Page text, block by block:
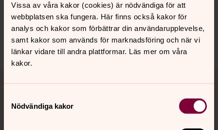
Vissa av våra kakor (cookies) är nödvändiga för att
webbplatsen ska fungera. Här finns också kakor för
analys och kakor som förbättrar din användarupplevelse,
samt kakor som används för marknadsföring och när vi
länkar vidare till andra plattformar. Läs mer om våra
kakor.
Nödvändiga kakor
innehåll?
hudiksvallsbygdens.forsamling@svenskakyrkan.se
Dela